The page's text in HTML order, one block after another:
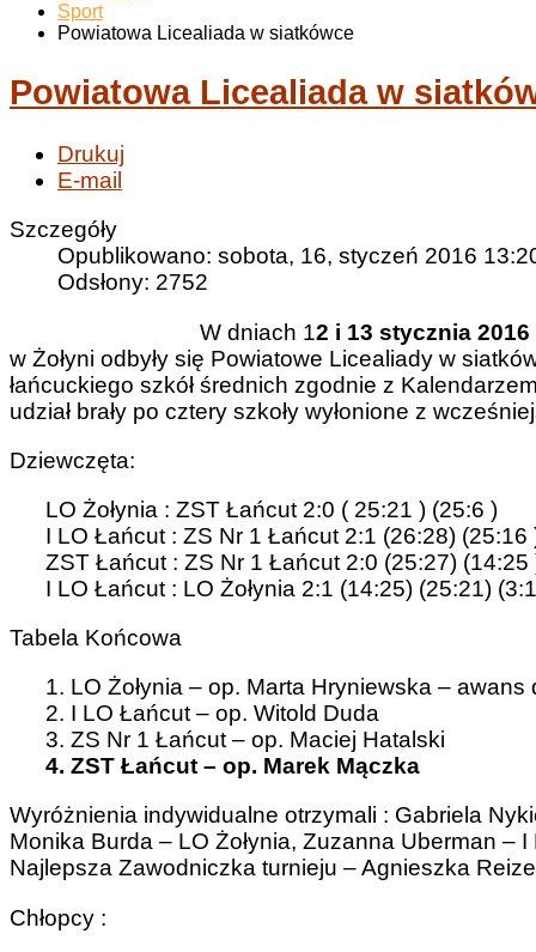
Sport
Powiatowa Licealiada w siatkówce
Powiatowa Licealiada w
Drukuj
E-mail
Szczegóły
Opublikowano: sobota, 16, styczeń 2016
Odsłony: 2752
W dniach 12 i 13 stycznia 2016
w Żołyni odbyły się Powiatowe Licealiady w
łańcuckiego szkół średnich zgodnie z
udział brały po cztery szkoły wyłonione z
Dziewczęta:
LO Żołynia : ZST Łańcut 2:0 ( 25:21 ) (25:6 )
I LO Łańcut : ZS Nr 1 Łańcut 2:1 (26:28) (25:16
ZST Łańcut : ZS Nr 1 Łańcut 2:0 (25:27)
I LO Łańcut : LO Żołynia 2:1 (14:25) (25:21)
Tabela Końcowa
1. LO Żołynia – op. Marta Hryniewska – awans
2. I LO Łańcut – op. Witold Duda
3. ZS Nr 1 Łańcut – op. Maciej Hatalski
4. ZST Łańcut – op. Marek Mączka
Wyróżnienia indywidualne otrzymali : Gabriela
Monika Burda – LO Żołynia, Zuzanna Uberman – I
Najlepsza Zawodniczka turnieju – Agnieszka
Chłopcy :